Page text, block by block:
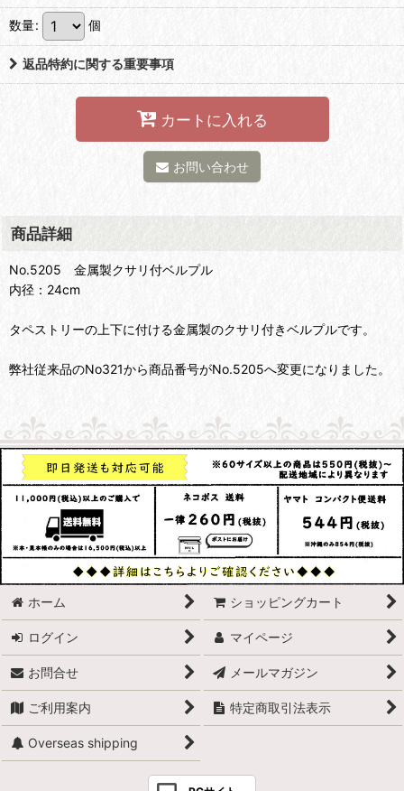
数量: 個
返品特約に関する重要事項
カートに入れる
お問い合わせ
商品詳細
No.5205 金属製クサリ付ベルプル
内径：24cm
タペストリーの上下に付ける金属製のクサリ付きベルプルです。
弊社従来品のNo321から商品番号がNo.5205へ変更になりました。
ホーム ショッピングカート
ログイン マイページ
お問合せ メールマガジン
ご利用案内 特定商取引法表示
Overseas shipping